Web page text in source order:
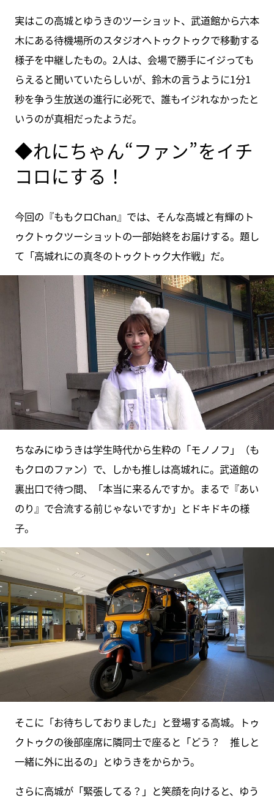
実はこの高城とゆうきのツーショット、武道館から六本
木にある待機場所のスタジオへトゥクトゥクで移動する
様子を中継したもの。2人は、会場で勝手にイジっても
らえると聞いていたらしいが、鈴木の言うように1分1
秒を争う生放送の進行に必死で、誰もイジれなかったと
いうのが真相だったようだ。
◆れにちゃん“ファン”をイチ
コロにする！
今回の『ももクロChan』では、そんな高城と有輝のト
ゥクトゥクツーショットの一部始終をお届けする。題し
て「高城れにの真冬のトゥクトゥク大作戦」だ。
ちなみにゆうきは学生時代から生粋の「モノノフ」（も
もクロのファン）で、しかも推しは高城れに。武道館の
裏出口で待つ間、「本当に来るんですか。まるで『あい
のり』で合流する前じゃないですか」とドキドキの様
子。
そこに「お待ちしておりました」と登場する高城。トゥ
クトゥクの後部座席に隣同士で座ると「どう？ 推しと
一緒に外に出るの」とゆうきをからかう。
さらに高城が「緊張してる？」と笑顔を向けると、ゆう